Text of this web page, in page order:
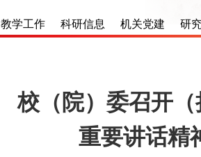
教学工作 科研信息 机关党建 研
校（院）委召开
重要讲话精